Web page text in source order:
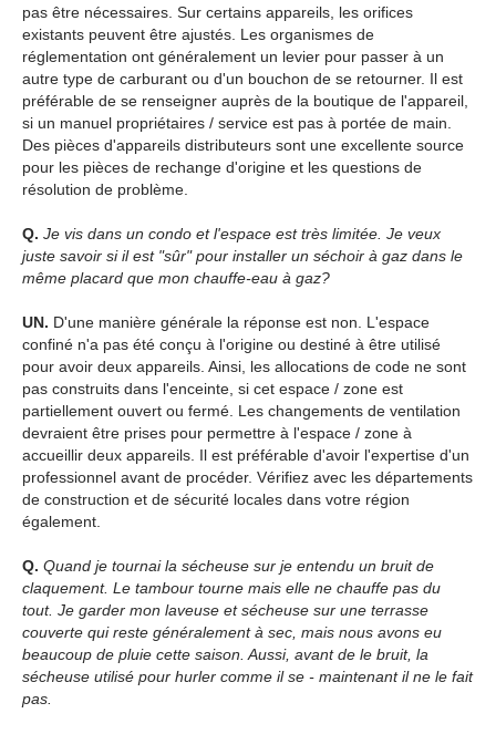
pas être nécessaires. Sur certains appareils, les orifices
existants peuvent être ajustés. Les organismes de
réglementation ont généralement un levier pour passer à un
autre type de carburant ou d'un bouchon de se retourner. Il est
préférable de se renseigner auprès de la boutique de l'appareil,
si un manuel propriétaires / service est pas à portée de main.
Des pièces d'appareils distributeurs sont une excellente source
pour les pièces de rechange d'origine et les questions de
résolution de problème.
Q. Je vis dans un condo et l'espace est très limitée. Je veux
juste savoir si il est "sûr" pour installer un séchoir à gaz dans le
même placard que mon chauffe-eau à gaz?
UN. D'une manière générale la réponse est non. L'espace
confiné n'a pas été conçu à l'origine ou destiné à être utilisé
pour avoir deux appareils. Ainsi, les allocations de code ne sont
pas construits dans l'enceinte, si cet espace / zone est
partiellement ouvert ou fermé. Les changements de ventilation
devraient être prises pour permettre à l'espace / zone à
accueillir deux appareils. Il est préférable d'avoir l'expertise d'un
professionnel avant de procéder. Vérifiez avec les départements
de construction et de sécurité locales dans votre région
également.
Q. Quand je tournai la sécheuse sur je entendu un bruit de
claquement. Le tambour tourne mais elle ne chauffe pas du
tout. Je garder mon laveuse et sécheuse sur une terrasse
couverte qui reste généralement à sec, mais nous avons eu
beaucoup de pluie cette saison. Aussi, avant de le bruit, la
sécheuse utilisé pour hurler comme il se - maintenant il ne le fait
pas.